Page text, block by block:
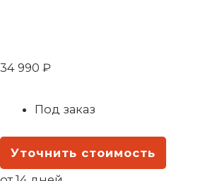
34 990 ₽
Под заказ
Уточнить стоимость